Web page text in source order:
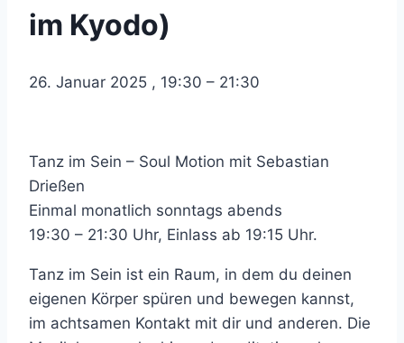
im Kyodo)
26. Januar 2025 , 19:30 – 21:30
Tanz im Sein – Soul Motion mit Sebastian
Drießen
Einmal monatlich sonntags abends
19:30 – 21:30 Uhr, Einlass ab 19:15 Uhr.
Tanz im Sein ist ein Raum, in dem du deinen
eigenen Körper spüren und bewegen kannst,
im achtsamen Kontakt mit dir und anderen. Die